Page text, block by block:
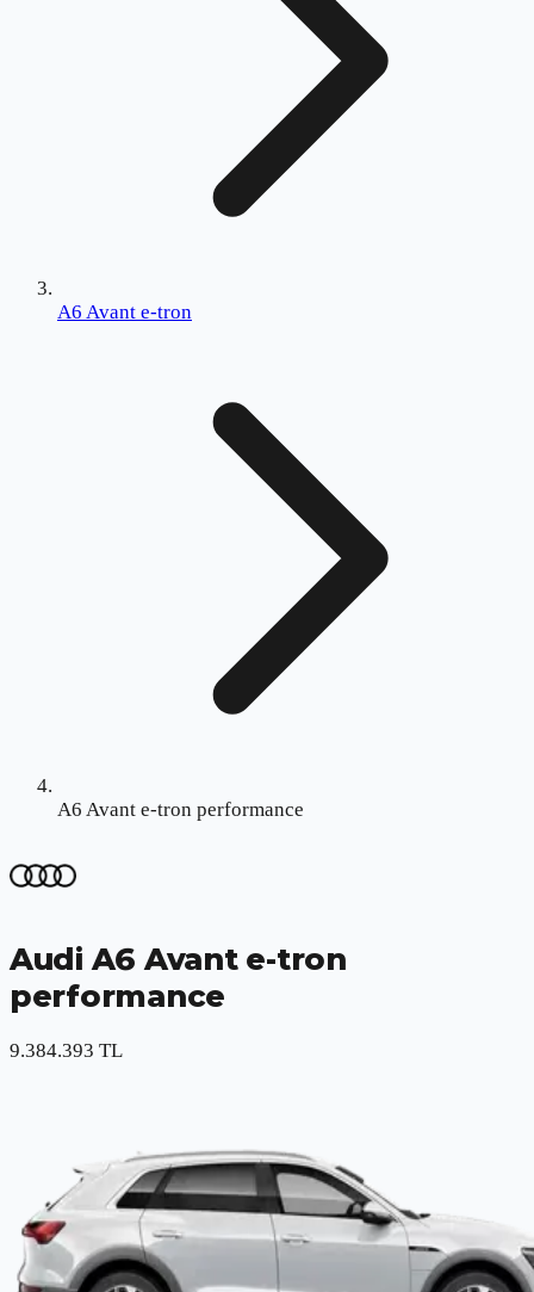
A6 Avant e-tron
A6 Avant e-tron performance
Audi A6 Avant e-tron
performance
9.384.393 TL